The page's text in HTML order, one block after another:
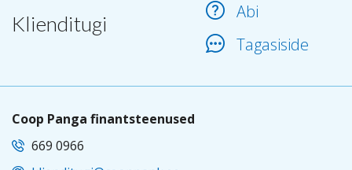
Klienditugi
Abi
Tagasiside
Coop Panga finantsteenused
669 0966